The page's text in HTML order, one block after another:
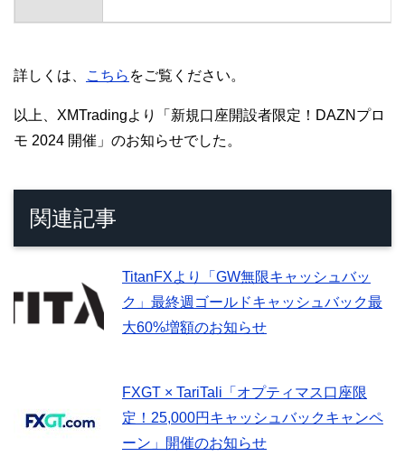
詳しくは、 こちら をご覧ください。
以上、XMTradingより「新規口座開設者限定！DAZNプロ
モ 2024 開催」のお知らせでした。
関連記事
TitanFXより「GW無限キャッシュバッ
ク」最終週ゴールドキャッシュバック最
大60%増額のお知らせ
FXGT × TariTali「オプティマス口座限
定！25,000円キャッシュバックキャンペ
ーン」開催のお知らせ